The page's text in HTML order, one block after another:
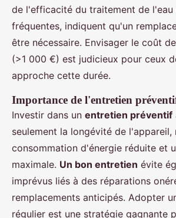
de l'efficacité du traitement de l'eau
fréquentes, indiquent qu'un
être nécessaire. Envisager le coût de
(>1 000 €) est judicieux pour ceux
approche cette durée.
Importance de l'entretien
Investir dans un entretien préventif
seulement la longévité de l'appareil,
consommation d'énergie réduite et
maximale. Un bon entretien évite
imprévus liés à des réparations
remplacements anticipés. Adopter
régulier est une stratégie gagnante